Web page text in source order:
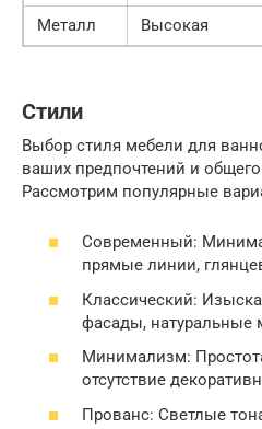
Металл Высокая
Стили
Выбор стиля мебели для
ваших предпочтений и
Рассмотрим популярные
Современный:
прямые линии,
Классический:
фасады, натуральные
Минимализм:
отсутствие
Прованс: Светлые